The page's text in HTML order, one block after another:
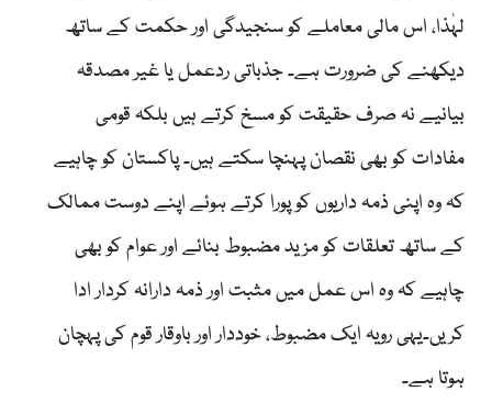
لہٰذا، اس مالی معاملے کو سنجیدگی اور حکمت کے ساتھ
دیکھنے کی ضرورت ہے۔ جذباتی ردعمل یا غیر مصدقہ
بیانیے نہ صرف حقیقت کو مسخ کرتے ہیں بلکہ قومی
مفادات کو بھی نقصان پہنچا سکتے ہیں۔ پاکستان کو چاہیے
کہ وہ اپنی ذمہ داریوں کو پورا کرتے ہوئے اپنے دوست ممالک
کے ساتھ تعلقات کو مزید مضبوط بنائے اور عوام کو بھی
چاہیے کہ وہ اس عمل میں مثبت اور ذمہ دارانہ کردار ادا
کریں۔یہی رویہ ایک مضبوط، خوددار اور باوقار قوم کی پہچان
ہوتا ہے۔